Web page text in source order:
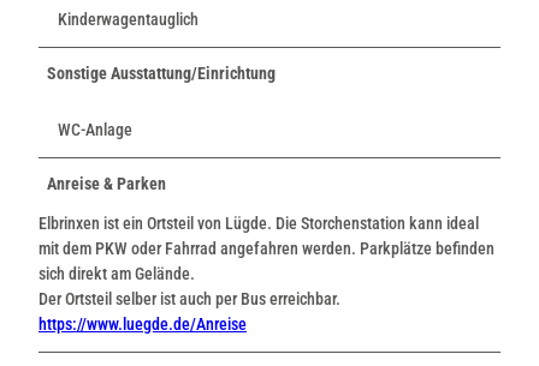
Kinderwagentauglich
Sonstige Ausstattung/Einrichtung
WC-Anlage
Anreise & Parken
Elbrinxen ist ein Ortsteil von Lügde. Die Storchenstation kann ideal
mit dem PKW oder Fahrrad angefahren werden. Parkplätze befinden
sich direkt am Gelände.
Der Ortsteil selber ist auch per Bus erreichbar.
https://www.luegde.de/Anreise